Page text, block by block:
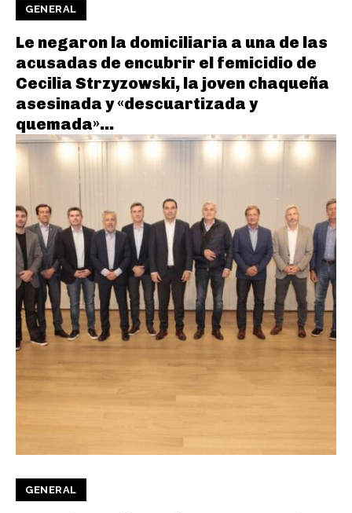
GENERAL
Le negaron la domiciliaria a una de las
acusadas de encubrir el femicidio de
Cecilia Strzyzowski, la joven chaqueña
asesinada y «descuartizada y
quemada»...
GENERAL